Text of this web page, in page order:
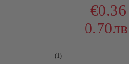
€0.36
(1)